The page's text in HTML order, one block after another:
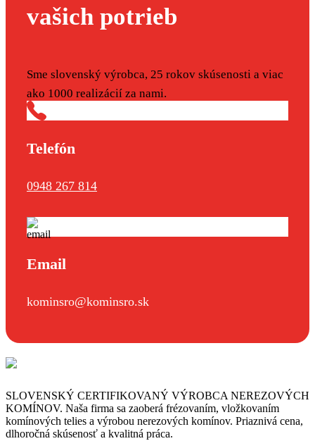
vašich potrieb
Sme slovenský výrobca, 25 rokov skúsenosti a viac
ako 1000 realizácií za nami.
Telefón
0948 267 814
Email
kominsro@kominsro.sk
SLOVENSKÝ CERTIFIKOVANÝ VÝROBCA NEREZOVÝCH
KOMÍNOV. Naša firma sa zaoberá frézovaním, vložkovaním
komínových telies a výrobou nerezových komínov. Priaznivá cena,
dlhoročná skúsenosť a kvalitná práca.